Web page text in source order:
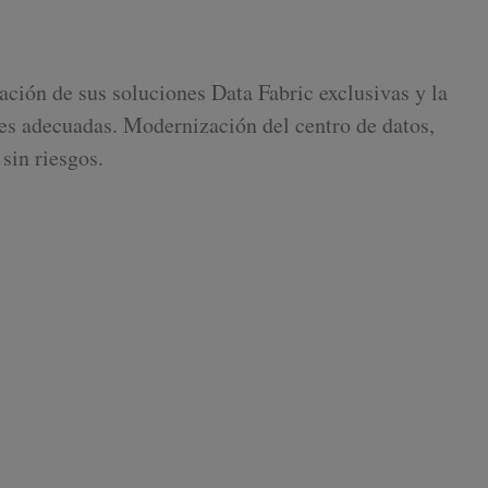
de sus soluciones Data Fabric exclusivas y la
adecuadas. Modernización del centro de datos,
riesgos.